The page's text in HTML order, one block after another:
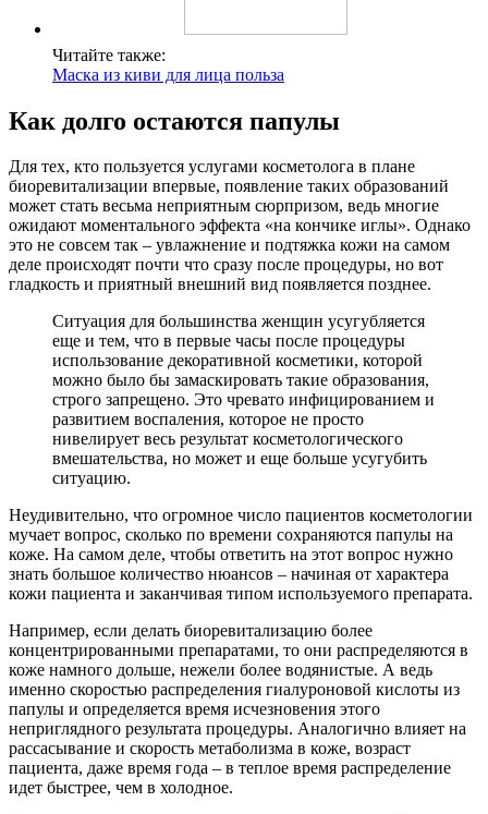
Читайте также:
Маска из киви для лица польза
Как долго остаются папулы
Для тех, кто пользуется услугами косметолога в плане
биоревитализации впервые, появление таких образований
может стать весьма неприятным сюрпризом, ведь многие
ожидают моментального эффекта «на кончике иглы». Однако
это не совсем так – увлажнение и подтяжка кожи на самом
деле происходят почти что сразу после процедуры, но вот
гладкость и приятный внешний вид появляется позднее.
Ситуация для большинства женщин усугубляется
еще и тем, что в первые часы после процедуры
использование декоративной косметики, которой
можно было бы замаскировать такие образования,
строго запрещено. Это чревато инфицированием и
развитием воспаления, которое не просто
нивелирует весь результат косметологического
вмешательства, но может и еще больше усугубить
ситуацию.
Неудивительно, что огромное число пациентов косметологии
мучает вопрос, сколько по времени сохраняются папулы на
коже. На самом деле, чтобы ответить на этот вопрос нужно
знать большое количество нюансов – начиная от характера
кожи пациента и заканчивая типом используемого препарата.
Например, если делать биоревитализацию более
концентрированными препаратами, то они распределяются в
коже намного дольше, нежели более водянистые. А ведь
именно скоростью распределения гиалуроновой кислоты из
папулы и определяется время исчезновения этого
неприглядного результата процедуры. Аналогично влияет на
рассасывание и скорость метаболизма в коже, возраст
пациента, даже время года – в теплое время распределение
идет быстрее, чем в холодное.